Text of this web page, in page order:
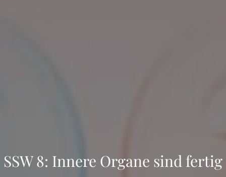
SSW 8: Innere Organe sind fertig